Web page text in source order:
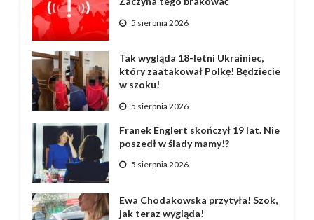
5 sierpnia 2026
Tak wygląda 18-letni Ukrainiec,
który zaatakował Polkę! Będziecie
w szoku!
5 sierpnia 2026
Franek Englert skończył 19 lat. Nie
poszedł w ślady mamy!?
5 sierpnia 2026
Ewa Chodakowska przytyła! Szok,
jak teraz wygląda!